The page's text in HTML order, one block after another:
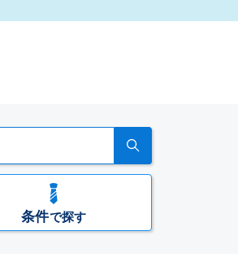
条件で探す